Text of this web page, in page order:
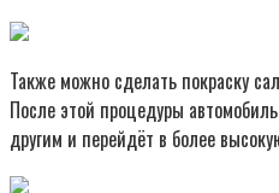
Также можно сделать покраску
После этой процедуры
другим и перейдёт в более